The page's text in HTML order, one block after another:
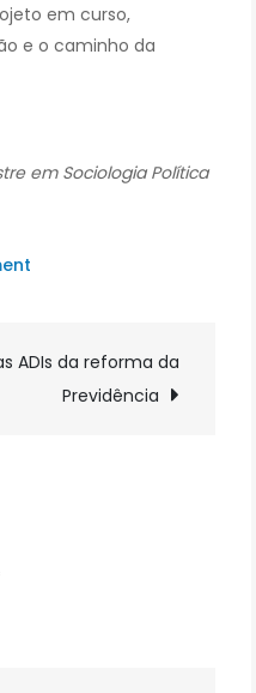
em curso,
e o caminho da
em Sociologia Política
A
ADIs da reforma da
Previdência